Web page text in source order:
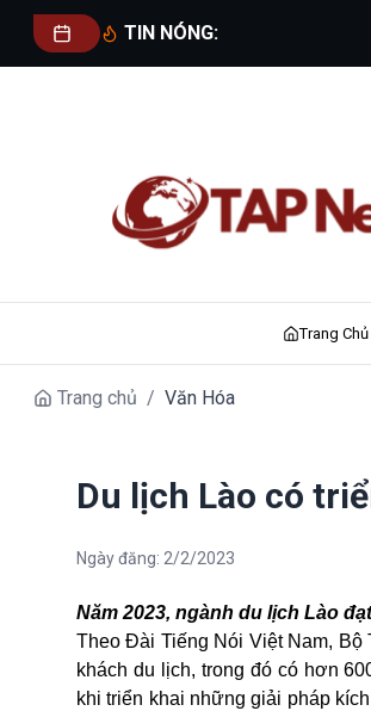
TIN NÓNG:
Trang Chủ
Trang chủ / Văn Hóa
Du lịch Lào có
Ngày đăng: 2/2/2023
Năm 2023, ngành du lịch Lào
Theo Đài Tiếng Nói Việt Nam, Bộ
khách du lịch, trong đó có hơn
khi triển khai những giải pháp